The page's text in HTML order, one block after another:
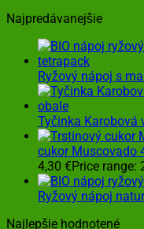
Najpredávanejšie
Ryžový nápoj s
Tyčinka Karobová
cukor Muscovado
4,30 €Price range:
Ryžový nápoj
Najlepšie hodnotené